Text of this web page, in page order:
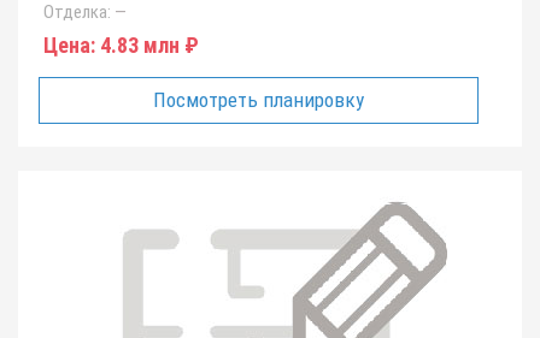
Отделка: —
Цена: 4.83 млн ₽
Посмотреть планировку